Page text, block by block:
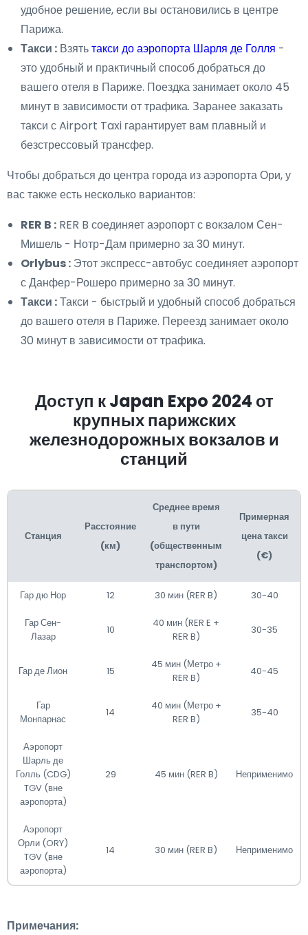
удобное решение, если вы остановились в центре
Парижа.
Такси : Взятьтакси до аэропорта Шарля де Голля -
это удобный и практичный способ добраться до
вашего отеля в Париже. Поездка занимает около 45
минут в зависимости от трафика. Заранее заказать
такси с Airport Taxi гарантирует вам плавный и
безстрессовый трансфер.
Чтобы добраться до центра города из аэропорта Ори, у
вас также есть несколько вариантов:
RER B : RER B соединяет аэропорт с вокзалом Сен-
Мишель - Нотр-Дам примерно за 30 минут.
Orlybus : Этот экспресс-автобус соединяет аэропорт
с Данфер-Рошеро примерно за 30 минут.
Такси :Такси - быстрый и удобный способ добраться
до вашего отеля в Париже. Переезд занимает около
30 минут в зависимости от трафика.
Доступ к Japan Expo 2024 от
крупных парижских
железнодорожных вокзалов и
станций
Станция
Расстояние
(км)
Среднее время
в пути
(общественным
транспортом)
Примерная
цена такси
(€)
Гар дю Нор 12 30 мин (RER B) 30-40
Гар Сен-
Лазар
10
40 мин (RER E +
RER B)
30-35
Гар де Лион 15
45 мин (Метро +
RER B)
40-45
Гар
Монпарнас
14
40 мин (Метро +
RER B)
35-40
Аэропорт
Шарль де
Голль (CDG)
TGV (вне
аэропорта)
29 45 мин (RER B) Неприменимо
Аэропорт
Орли (ORY)
TGV (вне
аэропорта)
14 30 мин (RER B) Неприменимо
Примечания: